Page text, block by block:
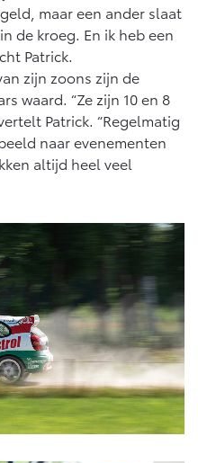
maar een ander slaat
de kroeg. En ik heb een
Patrick.
zijn zoons zijn de
waard. “Ze zijn 10 en 8
Patrick. “Regelmatig
naar evenementen
altijd heel veel